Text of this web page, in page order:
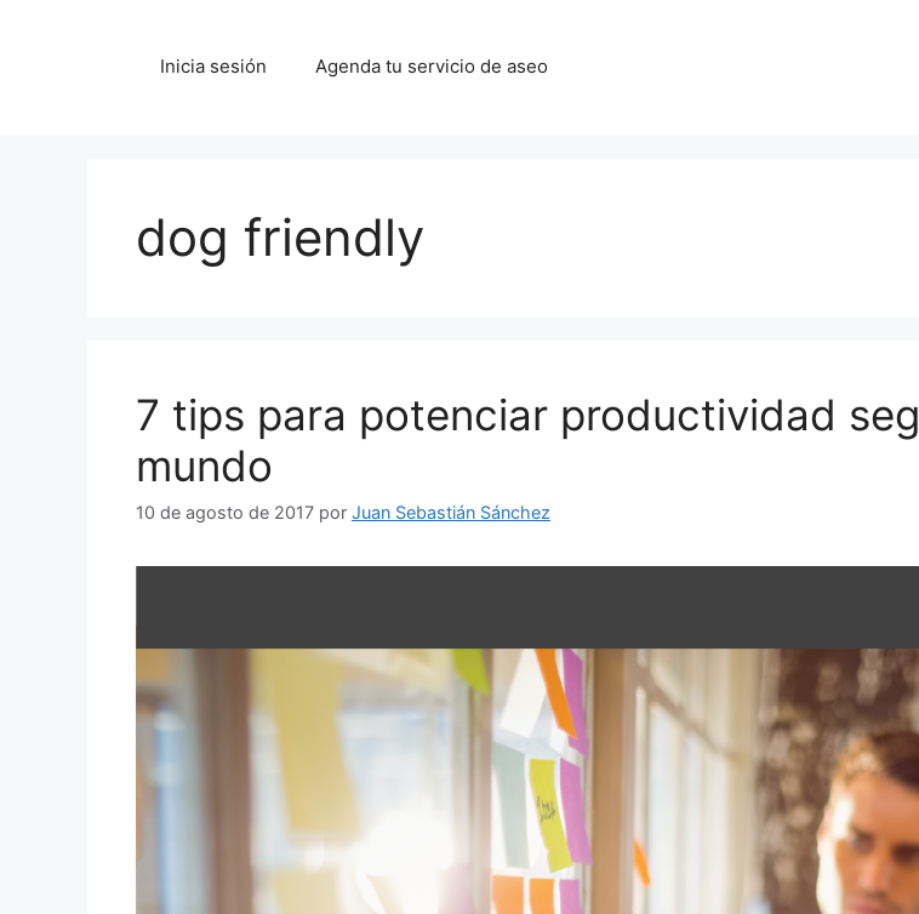
Inicia sesión Agenda tu servicio de aseo
dog friendly
7 tips para potenciar productividad
mundo
10 de agosto de 2017 por Juan Sebastián Sánchez